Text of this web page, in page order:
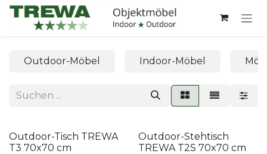
Zum Inhalt springen
Outdoor-Möbel Indoor-Möbel
Outdoor-Tisch TREWA
T3 70x70 cm
Outdoor-Stehtisch
TREWA T2S 70x70 cm